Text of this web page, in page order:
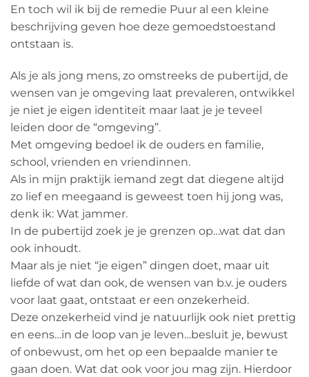
En toch wil ik bij de remedie Puur al een kleine
beschrijving geven hoe deze gemoedstoestand
ontstaan is.
Als je als jong mens, zo omstreeks de pubertijd, de
wensen van je omgeving laat prevaleren, ontwikkel
je niet je eigen identiteit maar laat je je teveel
leiden door de “omgeving”.
Met omgeving bedoel ik de ouders en familie,
school, vrienden en vriendinnen.
Als in mijn praktijk iemand zegt dat diegene altijd
zo lief en meegaand is geweest toen hij jong was,
denk ik: Wat jammer.
In de pubertijd zoek je je grenzen op…wat dat dan
ook inhoudt.
Maar als je niet “je eigen” dingen doet, maar uit
liefde of wat dan ook, de wensen van b.v. je ouders
voor laat gaat, ontstaat er een onzekerheid.
Deze onzekerheid vind je natuurlijk ook niet prettig
en eens…in de loop van je leven…besluit je, bewust
of onbewust, om het op een bepaalde manier te
gaan doen. Wat dat ook voor jou mag zijn. Hierdoor